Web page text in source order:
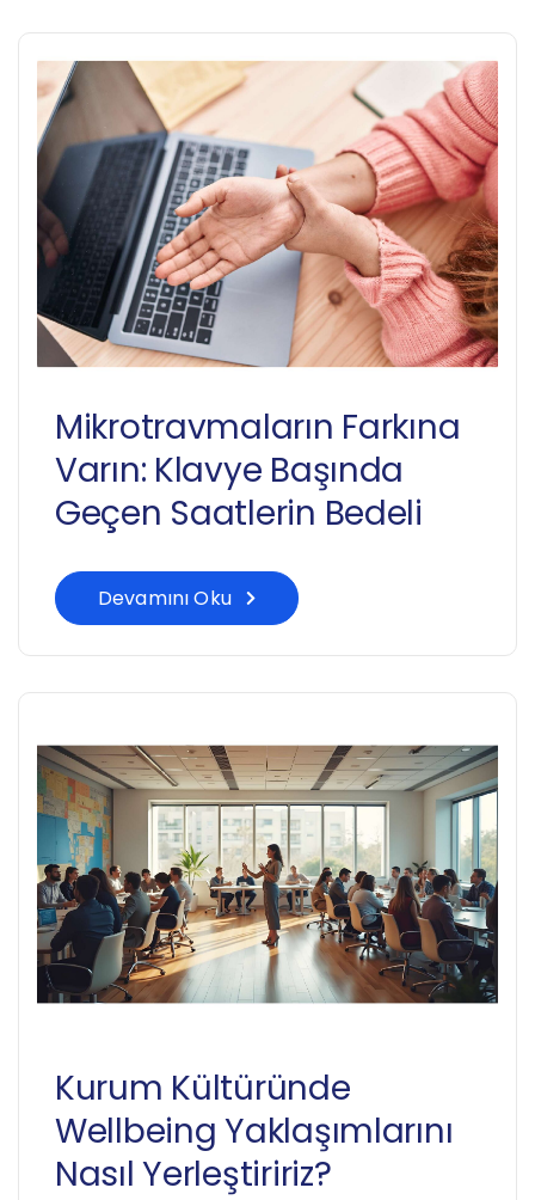
Mikrotravmaların Farkına
Varın: Klavye Başında
Geçen Saatlerin Bedeli
Devamını Oku
Kurum Kültüründe
Wellbeing Yaklaşımlarını
Nasıl Yerleştiririz?